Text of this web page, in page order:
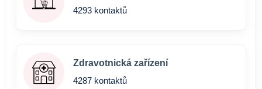
4293 kontaktů
Zdravotnická zařízení
4287 kontaktů